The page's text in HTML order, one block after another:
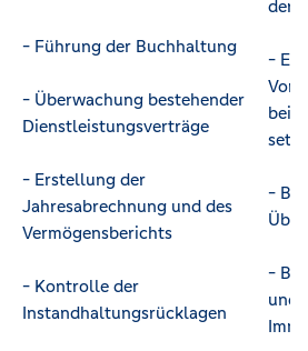
- Führung der Buchhaltung
- Überwachung bestehender
Dienstleistungsverträge
- Erstellung der
Jahresabrechnung und des
Vermögensberichts
- Kontrolle der
Instandhaltungsrücklagen
der
-
bei
-
-
und